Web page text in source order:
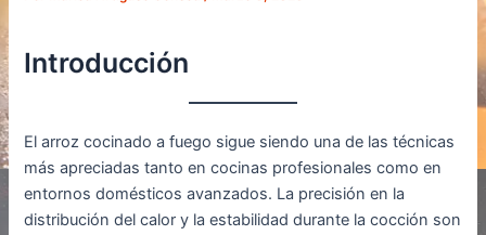
Introducción
El arroz cocinado a fuego sigue siendo una de las técnicas
más apreciadas tanto en cocinas profesionales como en
entornos domésticos avanzados. La precisión en la
distribución del calor y la estabilidad durante la cocción son